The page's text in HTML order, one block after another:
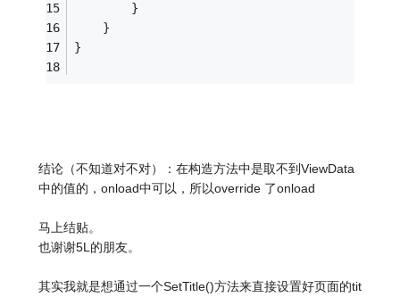
        }
    }
}
结论（不知道对不对）：在构造方法中是取不到ViewData
中的值的，onload中可以，所以override 了onload
马上结贴。
也谢谢5L的朋友。
其实我就是想通过一个SetTitle()方法来直接设置好页面的tit